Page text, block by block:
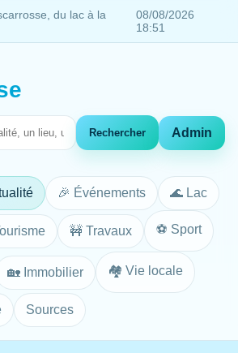
du lac à la
08/08/2026
18:51
Rechercher Admin
🎉 Événements 🌊 Lac
🚧 Travaux ⚽ Sport
🏡 Immobilier 🏘️ Vie locale
Sources